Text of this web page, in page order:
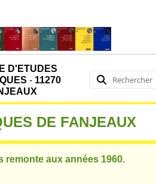
D'ETUDES
- 11270
DE FANJEAUX
remonte aux années 1960.